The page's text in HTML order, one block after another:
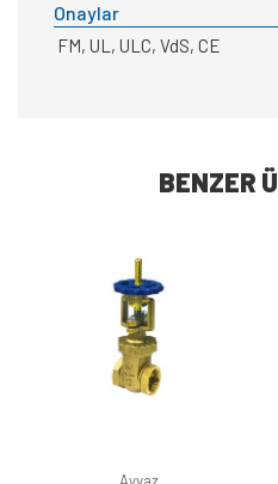
Onaylar
FM, UL, ULC, VdS, CE
BENZER